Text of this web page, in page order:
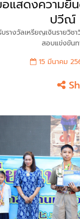
แสดงความ
ปวีณ์
รางวัลเหรียญเงินรายวิช
สอบแข่งขันท
15 มีนาคม